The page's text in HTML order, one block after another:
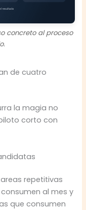
concreto al proceso
de cuatro
la magia no
corto con
repetitivas
al mes y
que consumen